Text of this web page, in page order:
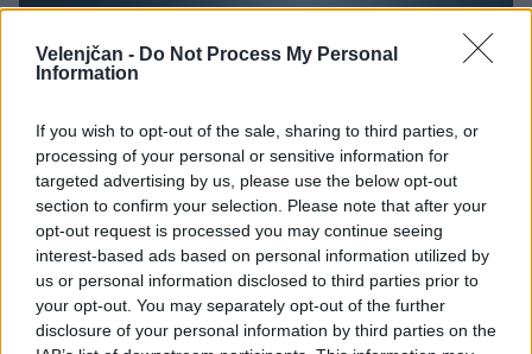
Velenjčan - Do Not Process My Personal
Information
If you wish to opt-out of the sale, sharing to third parties, or
processing of your personal or sensitive information for
targeted advertising by us, please use the below opt-out
section to confirm your selection. Please note that after your
opt-out request is processed you may continue seeing
interest-based ads based on personal information utilized by
us or personal information disclosed to third parties prior to
your opt-out. You may separately opt-out of the further
disclosure of your personal information by third parties on the
Foto: Pixabay